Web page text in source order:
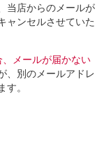
当店からのメールが
ャンセルさせていた
メールが届かない
、別のメールアドレ
。